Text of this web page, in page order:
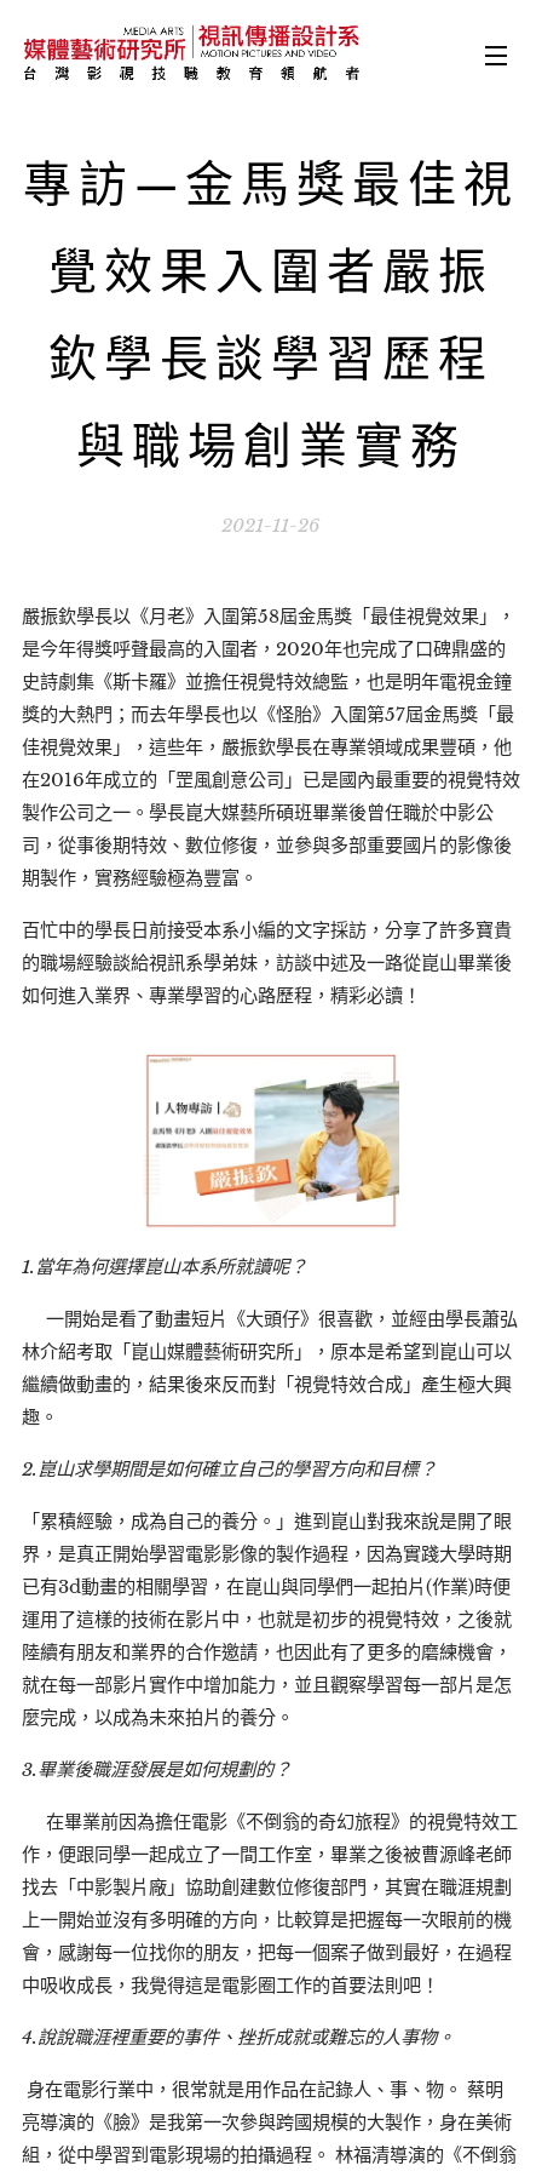
專訪—金馬獎最佳視
覺效果入圍者嚴振
欽學長談學習歷程
與職場創業實務
2021-11-26
嚴振欽學長以《月老》入圍第58屆金馬獎「最佳視覺效果」，
是今年得獎呼聲最高的入圍者，2020年也完成了口碑鼎盛的
史詩劇集《斯卡羅》並擔任視覺特效總監，也是明年電視金鐘
獎的大熱門；而去年學長也以《怪胎》入圍第57屆金馬獎「最
佳視覺效果」，這些年，嚴振欽學長在專業領域成果豐碩，他
在2016年成立的「罡風創意公司」已是國內最重要的視覺特效
製作公司之一。學長崑大媒藝所碩班畢業後曾任職於中影公
司，從事後期特效、數位修復，並參與多部重要國片的影像後
期製作，實務經驗極為豐富。
百忙中的學長日前接受本系小編的文字採訪，分享了許多寶貴
的職場經驗談給視訊系學弟妹，訪談中述及一路從崑山畢業後
如何進入業界、專業學習的心路歷程，精彩必讀！
1.當年為何選擇崑山本系所就讀呢？
一開始是看了動畫短片《大頭仔》很喜歡，並經由學長蕭弘
林介紹考取「崑山媒體藝術研究所」，原本是希望到崑山可以
繼續做動畫的，結果後來反而對「視覺特效合成」產生極大興
趣。
2.崑山求學期間是如何確立自己的學習方向和目標？
「累積經驗，成為自己的養分。」進到崑山對我來說是開了眼
界，是真正開始學習電影影像的製作過程，因為實踐大學時期
已有3d動畫的相關學習，在崑山與同學們一起拍片(作業)時便
運用了這樣的技術在影片中，也就是初步的視覺特效，之後就
陸續有朋友和業界的合作邀請，也因此有了更多的磨練機會，
就在每一部影片實作中增加能力，並且觀察學習每一部片是怎
麼完成，以成為未來拍片的養分。
3.畢業後職涯發展是如何規劃的？
在畢業前因為擔任電影《不倒翁的奇幻旅程》的視覺特效工
作，便跟同學一起成立了一間工作室，畢業之後被曹源峰老師
找去「中影製片廠」協助創建數位修復部門，其實在職涯規劃
上一開始並沒有多明確的方向，比較算是把握每一次眼前的機
會，感謝每一位找你的朋友，把每一個案子做到最好，在過程
中吸收成長，我覺得這是電影圈工作的首要法則吧！
4.說說職涯裡重要的事件、挫折成就或難忘的人事物。
身在電影行業中，很常就是用作品在記錄人、事、物。 蔡明
亮導演的《臉》是我第一次參與跨國規模的大製作，身在美術
組，從中學習到電影現場的拍攝過程。 林福清導演的《不倒翁